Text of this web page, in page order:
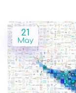
21
May